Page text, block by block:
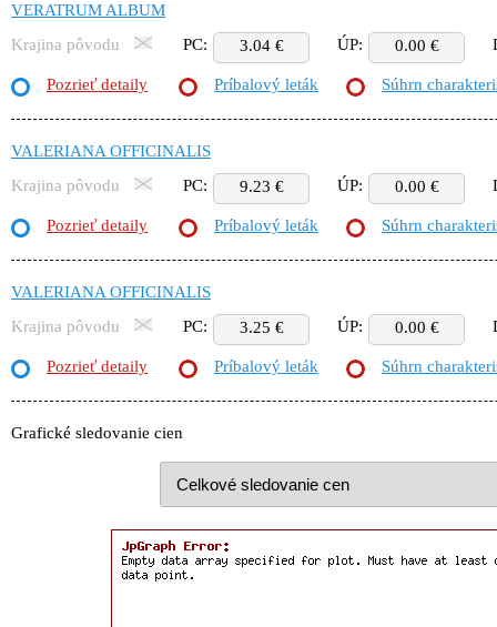
VERATRUM ALBUM
Krajina pôvodu
PC: 3.04 € ÚP: 0.00 €
Pozrieť detaily Príbalový leták Súhrn
VALERIANA OFFICINALIS
Krajina pôvodu
PC: 9.23 € ÚP: 0.00 €
Pozrieť detaily Príbalový leták Súhrn
VALERIANA OFFICINALIS
Krajina pôvodu
PC: 3.25 € ÚP: 0.00 €
Pozrieť detaily Príbalový leták Súhrn
Grafické sledovanie cien